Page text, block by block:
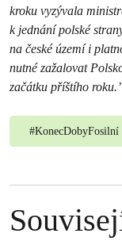
kroku vyzývala
k jednání polské
na české území i
nutné zažalovat
začátku příštího
#KonecDobyFosilní